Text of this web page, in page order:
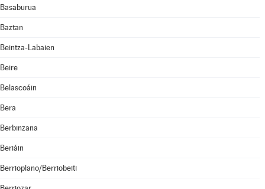
Basaburua
Baztan
Beintza-Labaien
Beire
Belascoáin
Bera
Berbinzana
Beriáin
Berrioplano/Berriobeiti